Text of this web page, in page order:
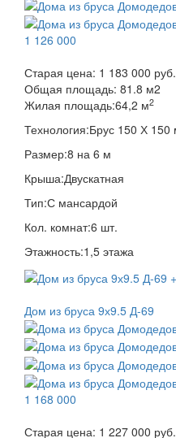
1 126 000
Старая цена: 1 183 000 руб.
Общая площадь: 81.8 м2
Жилая площадь:64,2 м2
Технология:Брус 150 Х 150
Размер:8 на 6 м
Крыша:Двускатная
Тип:С мансардой
Кол. комнат:6 шт.
Этажность:1,5 этажа
Дом из бруса 9х9.5 Д-69
1 168 000
Старая цена: 1 227 000 руб.